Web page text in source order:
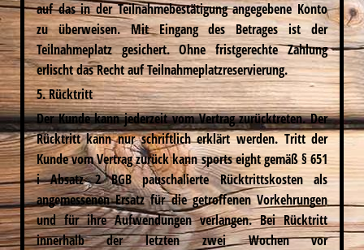
auf das in der Teilnahmebestätigung angegebene Konto
zu überweisen. Mit Eingang des Betrages ist der
Teilnahmeplatz gesichert. Ohne fristgerechte Zahlung
erlischt das Recht auf Teilnahmeplatzreservierung.
5. Rücktritt
Der Kunde kann jederzeit vom Vertrag zurücktreten. Der
Rücktritt kann nur schriftlich erklärt werden. Tritt der
Kunde vom Vertrag zurück kann sports eight gemäß § 651
i Absatz 2 BGB pauschalierte Rücktrittskosten als
angemessenen Ersatz für die getroffenen Vorkehrungen
und für ihre Aufwendungen verlangen. Bei Rücktritt
innerhalb der letzten zwei Wochen vor